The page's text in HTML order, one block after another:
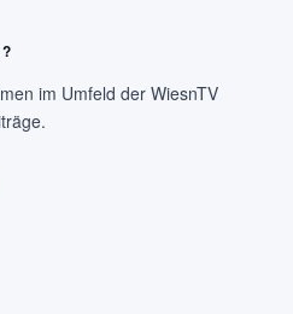
im Umfeld der WiesnTV